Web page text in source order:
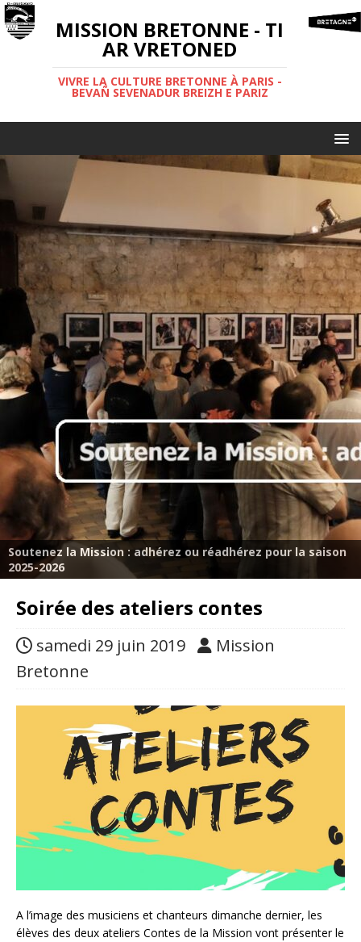
MISSION BRETONNE - TI
AR VRETONED
VIVRE LA CULTURE BRETONNE À PARIS -
BEVAÑ SEVENADUR BREIZH E PARIZ
Soutenez la Mission : adhérez ou réadhérez pour la saison
2025-2026
Soirée des ateliers contes
samedi 29 juin 2019
Mission
Bretonne
A l’image des musiciens et chanteurs dimanche dernier, les
élèves des deux ateliers Contes de la Mission vont présenter le